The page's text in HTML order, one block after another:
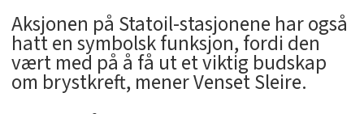
Aksjonen på Statoil-stasjonene har også
hatt en symbolsk funksjon, fordi den
vært med på å få ut et viktig budskap
om brystkreft, mener Venset Sleire.